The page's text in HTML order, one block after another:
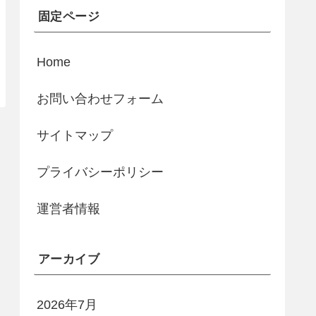
固定ページ
Home
お問い合わせフォーム
サイトマップ
プライバシーポリシー
運営者情報
アーカイブ
2026年7月